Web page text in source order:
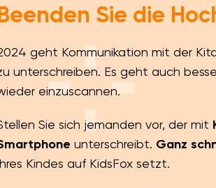
Sie die
geht Kommunikation mit der
unterschreiben. Es geht auch
einzuscannen.
Sie sich jemanden vor, der mit
unterschreibt. Ganz
Kindes auf KidsFox setzt.